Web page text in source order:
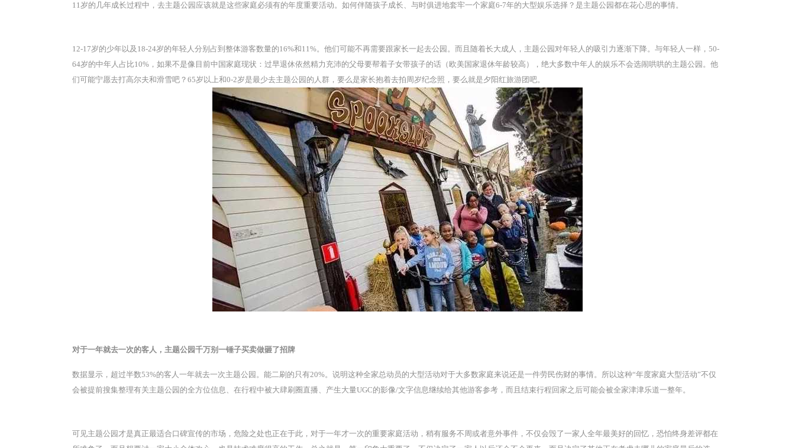
11岁的几年成长过程中，去主题公园应该就是这些家庭必须有的年度重要活动。如何伴随孩子成长、与时俱进地套牢一个家庭6-7年的大型娱乐选择？是主题公园都在花心思的事情。
12-17岁的少年以及18-24岁的年轻人分别占到整体游客数量的16%和11%。他们可能不再需要跟家长一起去公园。而且随着长大成人，主题公园对年轻人的吸引力逐渐下降。与年轻人一样，50-
64岁的中年人占比10%，如果不是像目前中国家庭现状：过早退休依然精力充沛的父母要帮着子女带孩子的话（欧美国家退休年龄较高），绝大多数中年人的娱乐不会选闹哄哄的主题公园。他
们可能宁愿去打高尔夫和滑雪吧？65岁以上和0-2岁是最少去主题公园的人群，要么是家长抱着去拍周岁纪念照，要么就是夕阳红旅游团吧。
对于一年就去一次的客人，主题公园千万别一锤子买卖做砸了招牌
数据显示，超过半数53%的客人一年就去一次主题公园。能二刷的只有20%。说明这种全家总动员的大型活动对于大多数家庭来说还是一件劳民伤财的事情。所以这种“年度家庭大型活动”不仅
会被提前搜集整理有关主题公园的全方位信息、在行程中被大肆刷圈直播、产生大量UGC的影像/文字信息继续给其他游客参考，而且结束行程回家之后可能会被全家津津乐道一整年。
可见主题公园才是真正最适合口碑宣传的市场，危险之处也正在于此，对于一年才一次的重要家庭活动，稍有服务不周或者意外事件，不仅会毁了一家人全年最美好的回忆，恐怕终身差评都在